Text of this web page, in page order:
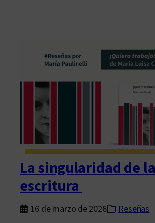
La singularidad de la
escritura
16 de marzo de 2026 Reseñas